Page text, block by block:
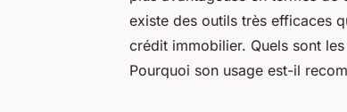
existe des outils très efficaces
crédit immobilier. Quels sont
Pourquoi son usage est-il